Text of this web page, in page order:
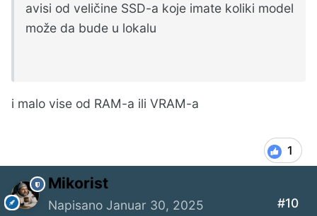
avisi od veličine SSD-a koje imate koliki model
može da bude u lokalu
i malo vise od RAM-a ili VRAM-a
1
Mikorist
Napisano Januar 30, 2025 #10